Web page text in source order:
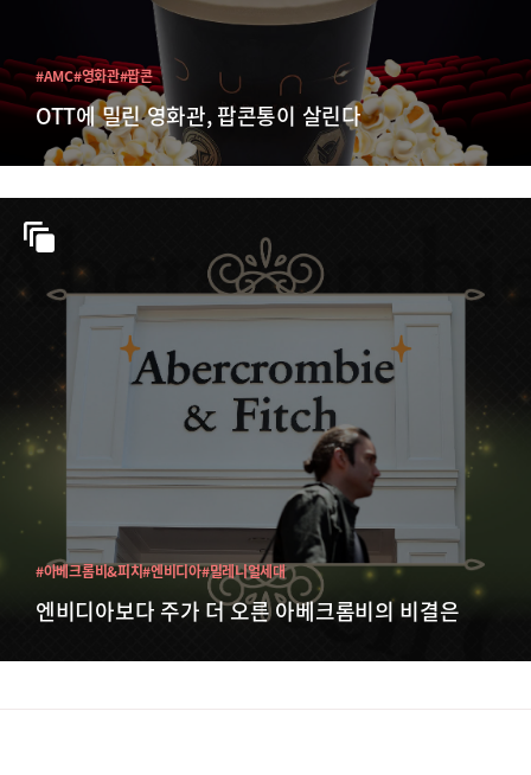
OTT에 밀린 영화관, 팝콘통이 살린다
#AMC#영화관#팝콘
엔비디아보다 주가 더 오른 아베크롬비의 비결은
#아베크롬비&피치#엔비디아#밀레니얼세대